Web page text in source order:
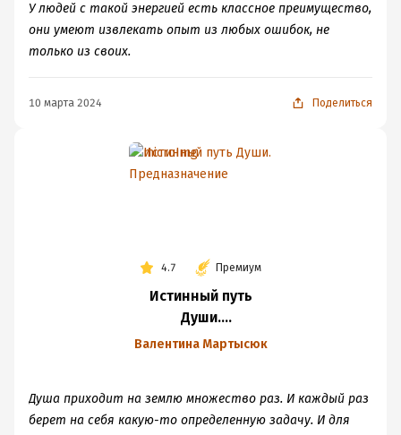
У людей с такой энергией есть классное преимущество,
они умеют извлекать опыт из любых ошибок, не
только из своих.
10 марта 2024 Поделиться
4.7 Премиум
Истинный путь
Души.
Предназначение
Валентина Мартысюк
Душа приходит на землю множество раз. И каждый раз
берет на себя какую-то определенную задачу. И для